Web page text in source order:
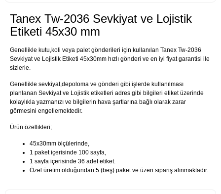
900 TL Üzeri Kargo Ücretsiz
Tanex Tw-2036 Sevkiyat ve Lojistik
Etiketi 45x30 mm
Genellikle kutu,koli veya palet gönderileri için kullanılan Tanex Tw-2036
Sevkiyat ve Lojistik Etiketi 45x30mm hızlı gönderi ve en iyi fiyat garantisi ile
sizlerle.
Genellikle sevkiyat,depoloma ve gönderi gibi işlerde kullanılması
planlanan Sevkiyat ve Lojistik etiketleri adres gibi bilgileri etiket üzerinde
kolaylıkla yazmanızı ve bilgilerin hava şartlarına bağlı olarak zarar
görmesini engellemektedir.
Ürün özellikleri;
45x30mm ölçülerinde,
1 paket içerisinde 100 sayfa,
1 sayfa içerisinde 36 adet etiket.
Özel üretim olduğundan 5 (beş) paket ve üzeri sipariş alınmaktadır.